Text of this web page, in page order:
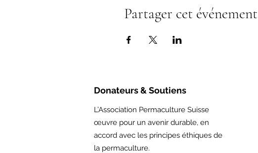
Partager cet événement
Donateurs & Soutiens
L’Association Permaculture Suisse
œuvre pour un avenir durable, en
accord avec les principes éthiques de
la permaculture.